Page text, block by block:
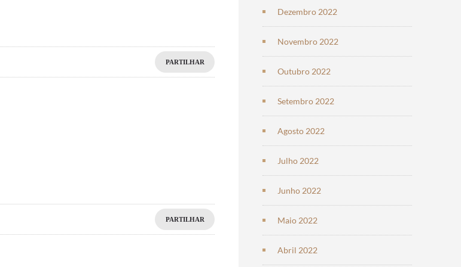
PARTILHAR
PARTILHAR
Dezembro 2022
Novembro 2022
Outubro 2022
Setembro 2022
Agosto 2022
Julho 2022
Junho 2022
Maio 2022
Abril 2022